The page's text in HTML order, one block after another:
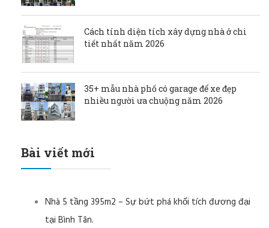
Cách tính diện tích xây dựng nhà ở chi
tiết nhất năm 2026
35+ mẫu nhà phố có garage để xe đẹp
nhiều người ưa chuộng năm 2026
Bài viết mới
Nhà 5 tầng 395m2 – Sự bứt phá khối tích đương đại
tại Bình Tân.